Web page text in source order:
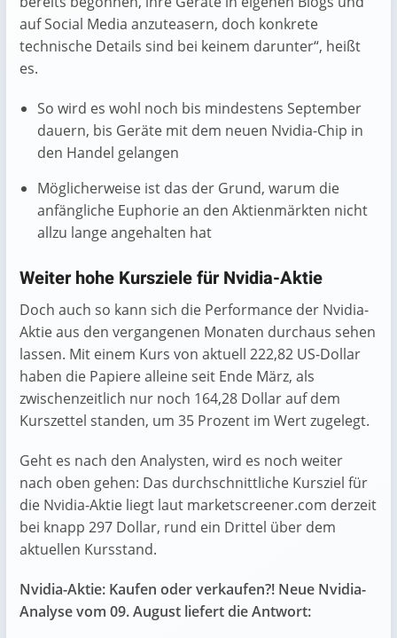
auf Social Media anzuteasern, doch konkrete
technische Details sind bei keinem darunter“, heißt
es.
So wird es wohl noch bis mindestens September
dauern, bis Geräte mit dem neuen Nvidia-Chip in
den Handel gelangen
Möglicherweise ist das der Grund, warum die
anfängliche Euphorie an den Aktienmärkten nicht
allzu lange angehalten hat
Weiter hohe Kursziele für Nvidia-Aktie
Doch auch so kann sich die Performance der Nvidia-
Aktie aus den vergangenen Monaten durchaus sehen
lassen. Mit einem Kurs von aktuell 222,82 US-Dollar
haben die Papiere alleine seit Ende März, als
zwischenzeitlich nur noch 164,28 Dollar auf dem
Kurszettel standen, um 35 Prozent im Wert zugelegt.
Geht es nach den Analysten, wird es noch weiter
nach oben gehen: Das durchschnittliche Kursziel für
die Nvidia-Aktie liegt laut marketscreener.com derzeit
bei knapp 297 Dollar, rund ein Drittel über dem
aktuellen Kursstand.
Nvidia-Aktie: Kaufen oder verkaufen?! Neue Nvidia-
Analyse vom 09. August liefert die Antwort: